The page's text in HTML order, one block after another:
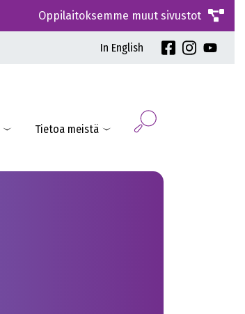
Oppilaitoksemme muut sivustot
In English
Tietoa meistä